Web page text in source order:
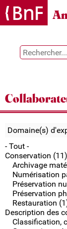
Gestion des cookies
Domaine(s)
- Tout -
Conservation (11)
Archivage
Numérisation
Préservation
Préservation
Restauration
Description des
Classification,